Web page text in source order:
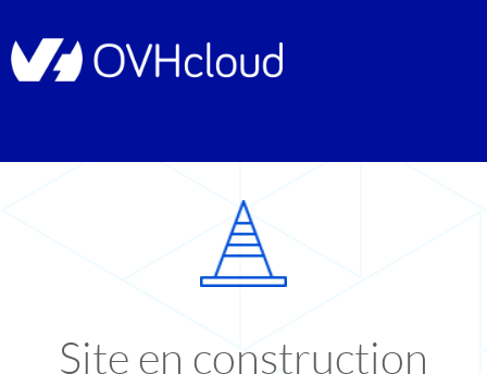
Site en construction